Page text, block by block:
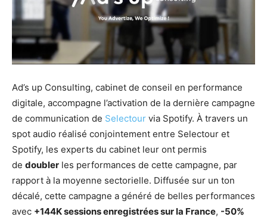
Ad’s up Consulting, cabinet de conseil en performance
digitale, accompagne l’activation de la dernière campagne
de communication de Selectour via Spotify. À travers un
spot audio réalisé conjointement entre Selectour et
Spotify, les experts du cabinet leur ont permis
de doubler les performances de cette campagne, par
rapport à la moyenne sectorielle. Diffusée sur un ton
décalé, cette campagne a généré de belles performances
avec +144K sessions enregistrées sur la France, -50%